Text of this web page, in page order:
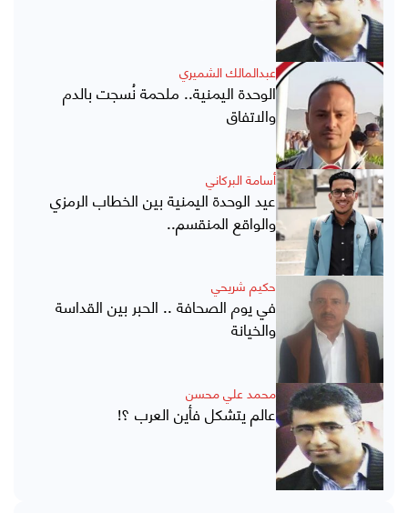
عبدالمالك الشميري
الوحدة اليمنية.. ملحمة نُسجت بالدم
والاتفاق
أسامة البركاني
عيد الوحدة اليمنية بين الخطاب الرمزي
والواقع المنقسم..
حكيم شريحي
في يوم الصحافة .. الحبر بين القداسة
والخيانة
محمد علي محسن
عالم يتشكل فأين العرب ؟!